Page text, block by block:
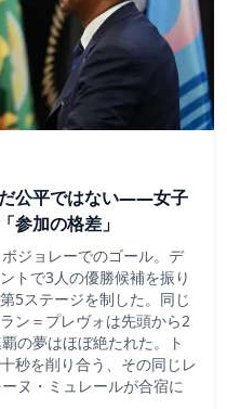
公平ではない――女子
参加の格差」
ジョレーでのゴール。デ
トで3人の優勝候補を振り
5ステージを制した。同じ
ン＝プレヴォは先頭から2
の夢はほぼ絶たれた。ト
秒を削り合う、その同じレ
ヌ・ミュレールが合宿に